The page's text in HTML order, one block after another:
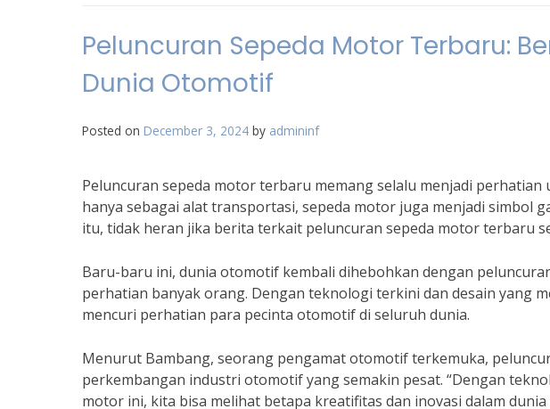
Peluncuran Sepeda Motor Terbaru:
Dunia Otomotif
Posted on December 3, 2024 by admininf
Peluncuran sepeda motor terbaru memang selalu menjadi
hanya sebagai alat transportasi, sepeda motor juga menjadi simbol
itu, tidak heran jika berita terkait peluncuran sepeda motor terbaru
Baru-baru ini, dunia otomotif kembali dihebohkan dengan
perhatian banyak orang. Dengan teknologi terkini dan desain yang
mencuri perhatian para pecinta otomotif di seluruh dunia.
Menurut Bambang, seorang pengamat otomotif terkemuka,
perkembangan industri otomotif yang semakin pesat. “Dengan
motor ini, kita bisa melihat betapa kreatifitas dan inovasi dalam